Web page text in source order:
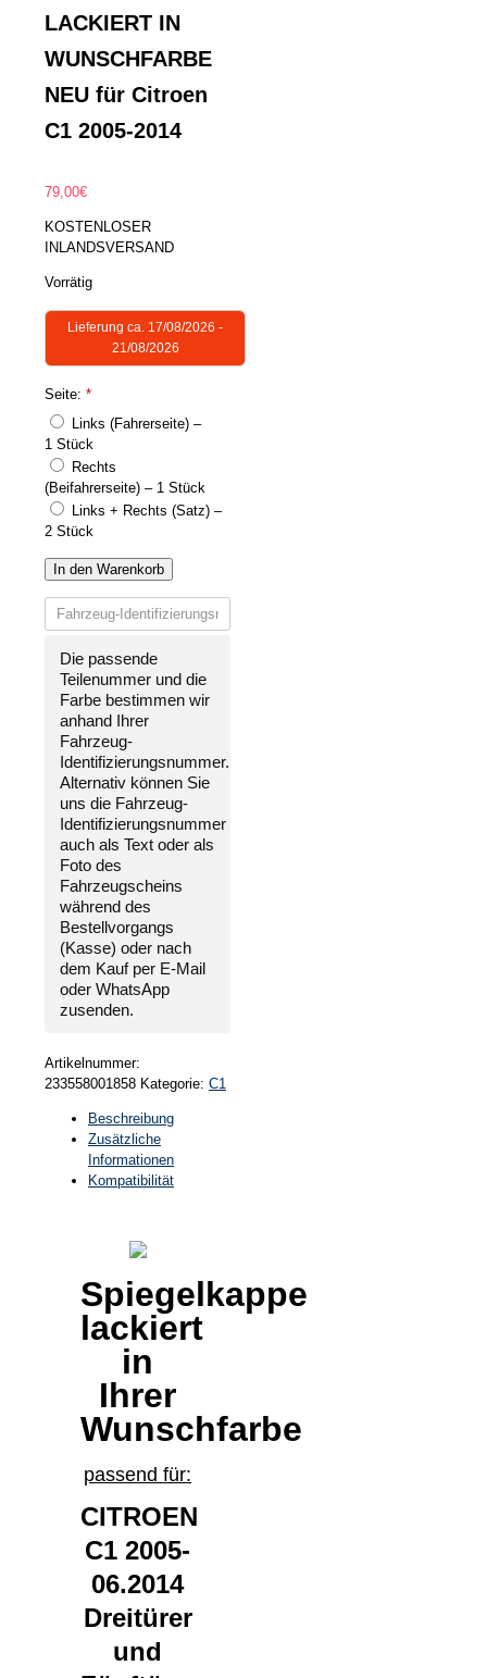
LACKIERT IN
WUNSCHFARBE
NEU für Citroen
C1 2005-2014
79,00€
KOSTENLOSER
INLANDSVERSAND
Vorrätig
Lieferung ca. 17/08/2026 -
21/08/2026
Seite: *
Links (Fahrerseite) –
1 Stück
Rechts
(Beifahrerseite) – 1 Stück
Links + Rechts (Satz) –
2 Stück
In den Warenkorb
Die passende
Teilenummer und die
Farbe bestimmen wir
anhand Ihrer
Fahrzeug-
Identifizierungsnummer.
Alternativ können Sie
uns die Fahrzeug-
Identifizierungsnummer
auch als Text oder als
Foto des
Fahrzeugscheins
während des
Bestellvorgangs
(Kasse) oder nach
dem Kauf per E-Mail
oder WhatsApp
zusenden.
Artikelnummer:
233558001858 Kategorie: C1
Beschreibung
Zusätzliche
Informationen
Kompatibilität
Spiegelkappe
lackiert
in
Ihrer
Wunschfarbe
passend für:
CITROEN
C1 2005-
06.2014
Dreitürer
und